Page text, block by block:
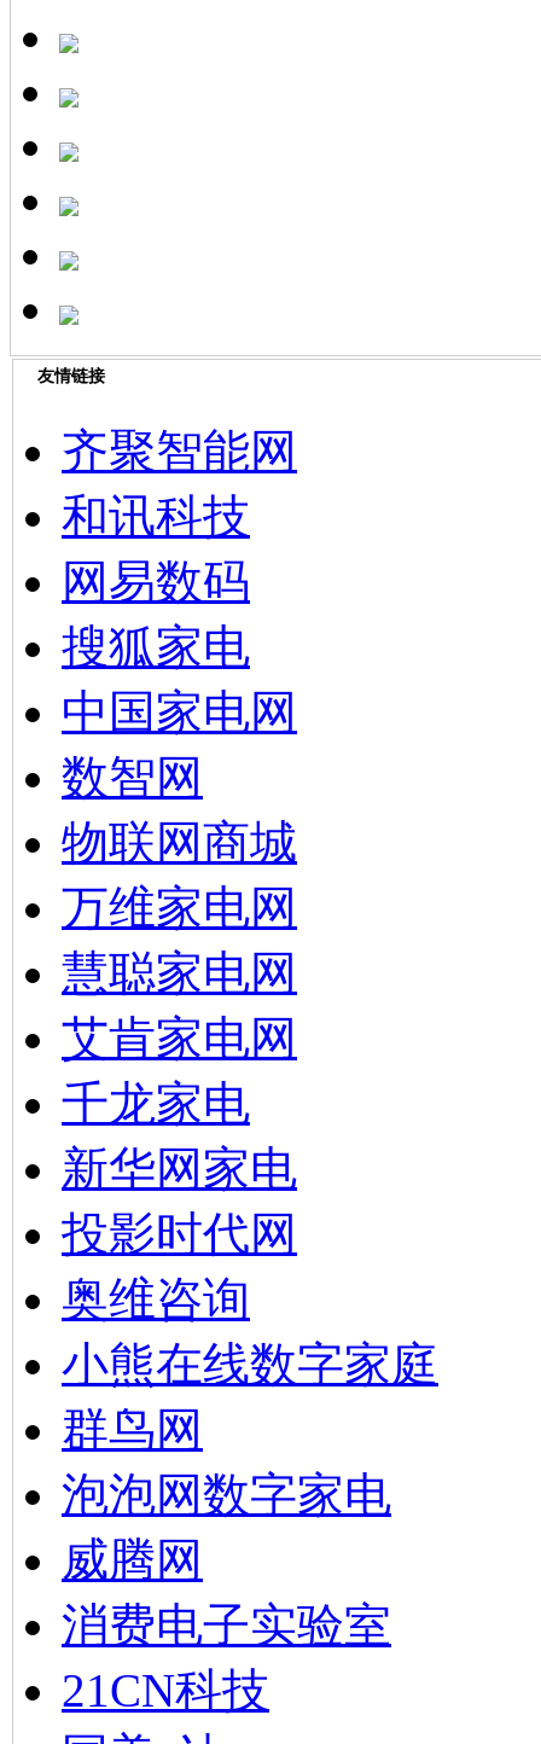
友情链接
齐聚智能网
和讯科技
网易数码
搜狐家电
中国家电网
数智网
物联网商城
万维家电网
慧聪家电网
艾肯家电网
千龙家电
新华网家电
投影时代网
奥维咨询
小熊在线数字家庭
群鸟网
泡泡网数字家电
威腾网
消费电子实验室
21CN科技